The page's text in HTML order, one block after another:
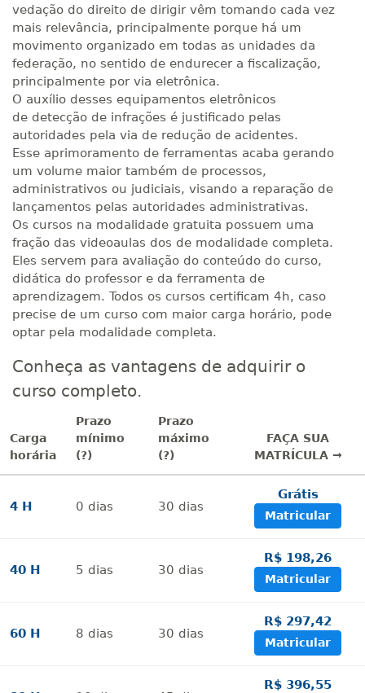
vedação do direito de dirigir vêm tomando cada vez
mais relevância, principalmente porque há um
movimento organizado em todas as unidades da
federação, no sentido de endurecer a fiscalização,
principalmente por via eletrônica.
O auxílio desses equipamentos eletrônicos
de detecção de infrações é justificado pelas
autoridades pela via de redução de acidentes.
Esse aprimoramento de ferramentas acaba gerando
um volume maior também de processos,
administrativos ou judiciais, visando a reparação de
lançamentos pelas autoridades administrativas.
Os cursos na modalidade gratuita possuem uma
fração das videoaulas dos de modalidade completa.
Eles servem para avaliação do conteúdo do curso,
didática do professor e da ferramenta de
aprendizagem. Todos os cursos certificam 4h, caso
precise de um curso com maior carga horário, pode
optar pela modalidade completa.
Conheça as vantagens de adquirir o
curso completo.
Carga
horária
Prazo
mínimo
(?)
Prazo
máximo
(?)
FAÇA SUA
MATRÍCULA →
4 H 0 dias 30 dias
Grátis
Matricular
40 H 5 dias 30 dias
R$ 198,26
Matricular
60 H 8 dias 30 dias
R$ 297,42
Matricular
R$ 396,55